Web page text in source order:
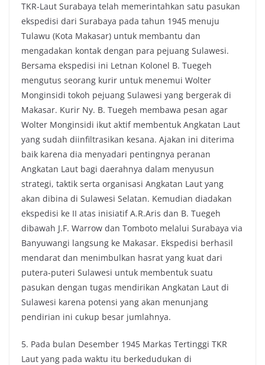
TKR-Laut Surabaya telah memerintahkan satu pasukan
ekspedisi dari Surabaya pada tahun 1945 menuju
Tulawu (Kota Makasar) untuk membantu dan
mengadakan kontak dengan para pejuang Sulawesi.
Bersama ekspedisi ini Letnan Kolonel B. Tuegeh
mengutus seorang kurir untuk menemui Wolter
Monginsidi tokoh pejuang Sulawesi yang bergerak di
Makasar. Kurir Ny. B. Tuegeh membawa pesan agar
Wolter Monginsidi ikut aktif membentuk Angkatan Laut
yang sudah diinfiltrasikan kesana. Ajakan ini diterima
baik karena dia menyadari pentingnya peranan
Angkatan Laut bagi daerahnya dalam menyusun
strategi, taktik serta organisasi Angkatan Laut yang
akan dibina di Sulawesi Selatan. Kemudian diadakan
ekspedisi ke II atas inisiatif A.R.Aris dan B. Tuegeh
dibawah J.F. Warrow dan Tomboto melalui Surabaya via
Banyuwangi langsung ke Makasar. Ekspedisi berhasil
mendarat dan menimbulkan hasrat yang kuat dari
putera-puteri Sulawesi untuk membentuk suatu
pasukan dengan tugas mendirikan Angkatan Laut di
Sulawesi karena potensi yang akan menunjang
pendirian ini cukup besar jumlahnya.
5. Pada bulan Desember 1945 Markas Tertinggi TKR
Laut yang pada waktu itu berkedudukan di